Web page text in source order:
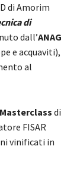
di Amorim
di
dall’ANAG
e acquaviti),
al
Masterclass di
FISAR
vinificati in